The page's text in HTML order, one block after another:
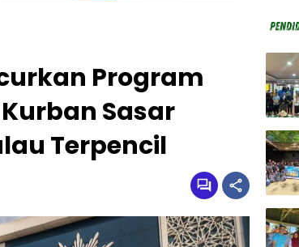
Program
Sasar
Terpencil